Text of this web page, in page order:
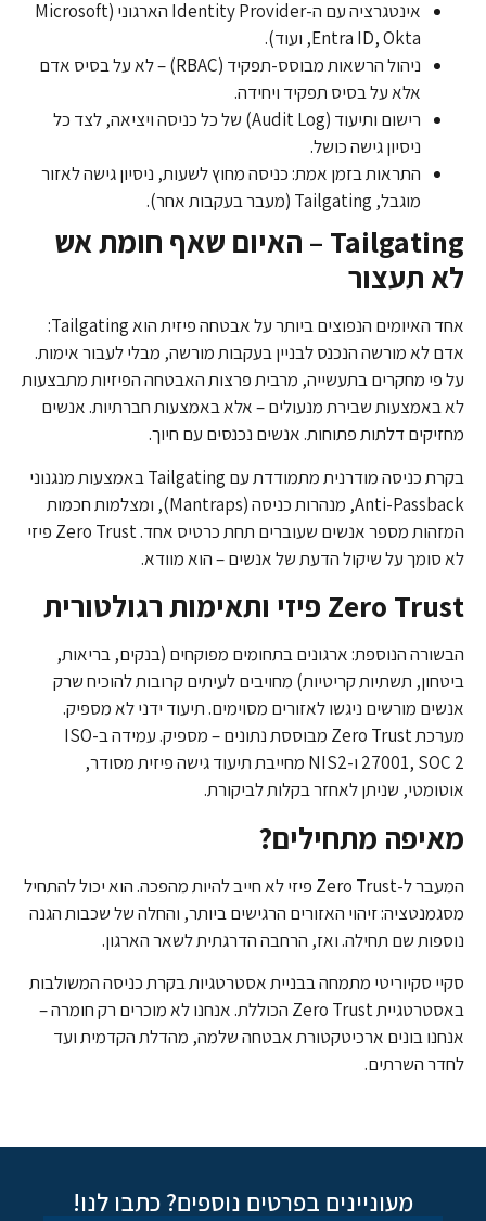
אינטגרציה עם ה-Identity Provider הארגוני (Microsoft
Entra ID, Okta, ועוד).
ניהול הרשאות מבוסס-תפקיד (RBAC) – לא על בסיס אדם
אלא על בסיס תפקיד ויחידה.
רישום ותיעוד (Audit Log) של כל כניסה ויציאה, לצד כל
ניסיון גישה כושל.
התראות בזמן אמת: כניסה מחוץ לשעות, ניסיון גישה לאזור
מוגבל, Tailgating (מעבר בעקבות אחר).
Tailgating – האיום שאף חומת אש
לא תעצור
אחד האיומים הנפוצים ביותר על אבטחה פיזית הוא Tailgating:
אדם לא מורשה הנכנס לבניין בעקבות מורשה, מבלי לעבור אימות.
על פי מחקרים בתעשייה, מרבית פרצות האבטחה הפיזיות מתבצעות
לא באמצעות שבירת מנעולים – אלא באמצעות חברתיות. אנשים
מחזיקים דלתות פתוחות. אנשים נכנסים עם חיוך.
בקרת כניסה מודרנית מתמודדת עם Tailgating באמצעות מנגנוני
Anti-Passback, מנהרות כניסה (Mantraps), ומצלמות חכמות
המזהות מספר אנשים שעוברים תחת כרטיס אחד. Zero Trust פיזי
לא סומך על שיקול הדעת של אנשים – הוא מוודא.
Zero Trust פיזי ותאימות רגולטורית
הבשורה הנוספת: ארגונים בתחומים מפוקחים (בנקים, בריאות,
ביטחון, תשתיות קריטיות) מחויבים לעיתים קרובות להוכיח שרק
אנשים מורשים ניגשו לאזורים מסוימים. תיעוד ידני לא מספיק.
מערכת Zero Trust מבוססת נתונים – מספיק. עמידה ב-ISO
27001, SOC 2 ו-NIS2 מחייבת תיעוד גישה פיזית מסודר,
אוטומטי, שניתן לאחזר בקלות לביקורת.
מאיפה מתחילים?
המעבר ל-Zero Trust פיזי לא חייב להיות מהפכה. הוא יכול להתחיל
מסגמנטציה: זיהוי האזורים הרגישים ביותר, והחלה של שכבות הגנה
נוספות שם תחילה. ואז, הרחבה הדרגתית לשאר הארגון.
סקיי סקיוריטי מתמחה בבניית אסטרטגיות בקרת כניסה המשולבות
באסטרטגיית Zero Trust הכוללת. אנחנו לא מוכרים רק חומרה –
אנחנו בונים ארכיטקטורת אבטחה שלמה, מהדלת הקדמית ועד
לחדר השרתים.
מעוניינים בפרטים נוספים? כתבו לנו!